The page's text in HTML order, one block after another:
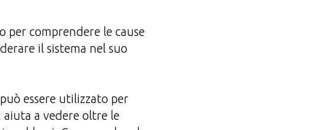
per comprendere le cause
il sistema nel suo
essere utilizzato per
aiuta a vedere oltre le